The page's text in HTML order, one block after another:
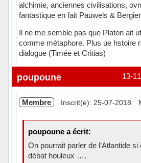
alchimie, anciennes civilisations,
fantastique en fait Pauwels &
Il ne me semble pas que Platon ait
comme métaphore. Plus ue hstoire
dialogue (Timée et Critias)
Hors ligne 13-
poupoune
Membre Inscrit(e): 25-07-2018
poupoune a écrit:
On pourrait parler de l’Atlantide
débat houleux ….